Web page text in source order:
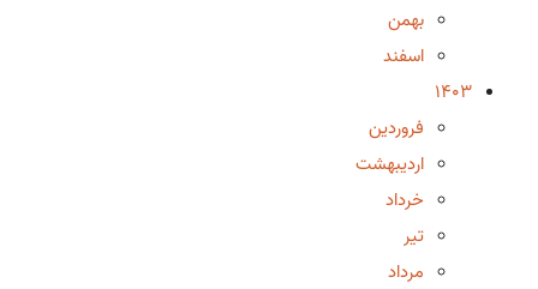
بهمن
اسفند
1403
فروردین
اردیبهشت
خرداد
تیر
مرداد